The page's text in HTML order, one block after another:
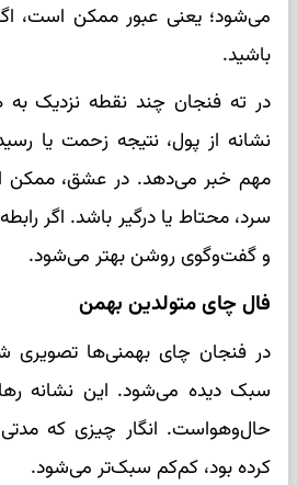
می‌شود؛ یعنی عبور ممکن است،
باشید.
در ته فنجان چند نقطه نزدیک
نشانه از پول، نتیجه زحمت یا
مهم خبر می‌دهد. در عشق،
سرد، محتاط یا درگیر باشد. اگر
و گفت‌وگوی روشن بهتر می‌شود.
فال چای متولدین بهمن
در فنجان چای بهمنی‌ها تصویری
سبک دیده می‌شود. این نشانه
حال‌وهواست. انگار چیزی که
کرده بود، کم‌کم سبک‌تر می‌شود.